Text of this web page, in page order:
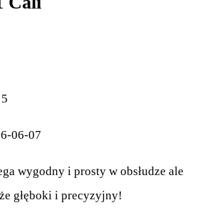
06-07
wygodny i prosty w obsłudze ale
głęboki i precyzyjny!